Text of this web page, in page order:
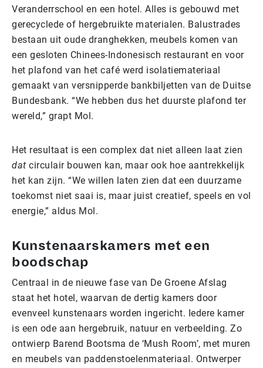
Veranderrschool en een hotel. Alles is gebouwd met
gerecyclede of hergebruikte materialen. Balustrades
bestaan uit oude dranghekken, meubels komen van
een gesloten Chinees-Indonesisch restaurant en voor
het plafond van het café werd isolatiemateriaal
gemaakt van versnipperde bankbiljetten van de Duitse
Bundesbank. “We hebben dus het duurste plafond ter
wereld,” grapt Mol.
Het resultaat is een complex dat niet alleen laat zien
dat circulair bouwen kan, maar ook hoe aantrekkelijk
het kan zijn. “We willen laten zien dat een duurzame
toekomst niet saai is, maar juist creatief, speels en vol
energie,” aldus Mol.
Kunstenaarskamers met een
boodschap
Centraal in de nieuwe fase van De Groene Afslag
staat het hotel, waarvan de dertig kamers door
evenveel kunstenaars worden ingericht. Iedere kamer
is een ode aan hergebruik, natuur en verbeelding. Zo
ontwierp Barend Bootsma de ‘Mush Room’, met muren
en meubels van paddenstoelenmateriaal. Ontwerper